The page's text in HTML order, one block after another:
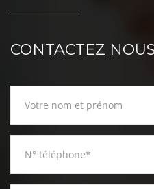
CONTACTEZ NOUS